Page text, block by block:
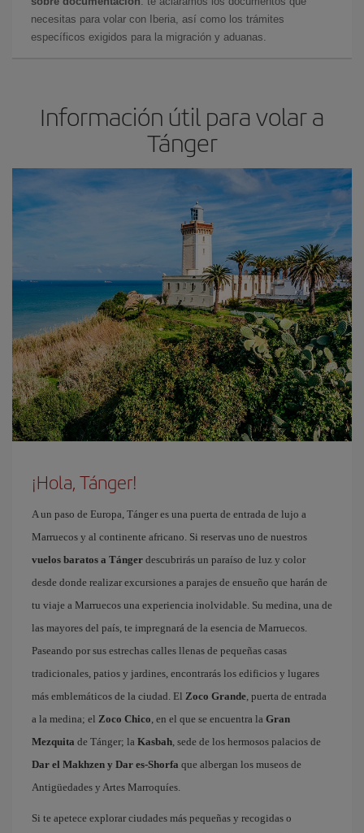
necesitas para volar con Iberia, así como los trámites
específicos exigidos para la migración y aduanas.
Información útil para volar a
Tánger
¡Hola, Tánger!
A un paso de Europa, Tánger es una puerta de entrada de lujo a
Marruecos y al continente africano. Si reservas uno de nuestros
vuelos baratos a Tánger descubrirás un paraíso de luz y color
desde donde realizar excursiones a parajes de ensueño que harán de
tu viaje a Marruecos una experiencia inolvidable. Su medina, una de
las mayores del país, te impregnará de la esencia de Marruecos.
Paseando por sus estrechas calles llenas de pequeñas casas
tradicionales, patios y jardines, encontrarás los edificios y lugares
más emblemáticos de la ciudad. El Zoco Grande , puerta de entrada
a la medina; el Zoco Chico , en el que se encuentra la Gran
Mezquita de Tánger; la Kasbah , sede de los hermosos palacios de
Dar el Makhzen y Dar es-Shorfa que albergan los museos de
Antigüedades y Artes Marroquíes.
Si te apetece explorar ciudades más pequeñas y recogidas o